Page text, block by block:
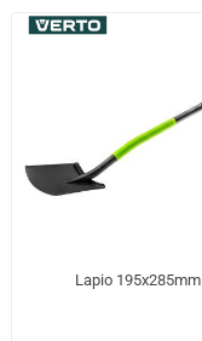
Lapio 195x285mm